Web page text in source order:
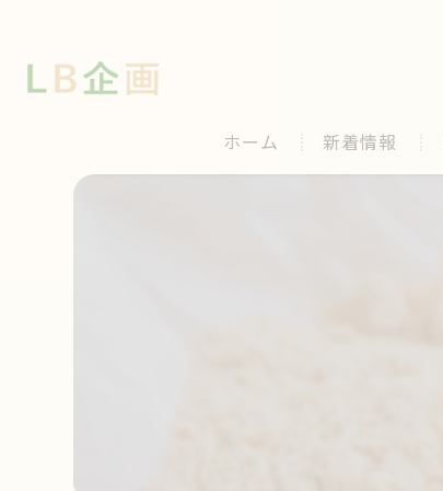
ホーム 新着情報